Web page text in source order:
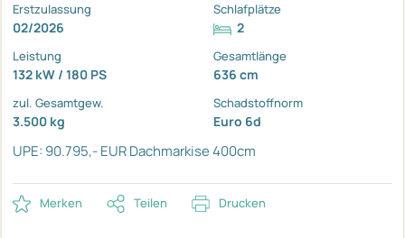
Erstzulassung
02/2026
Schlafplätze
2
Leistung
132 kW / 180 PS
Gesamtlänge
636 cm
zul. Gesamtgew.
3.500 kg
Schadstoffnorm
Euro 6d
UPE: 90.795,- EURDachmarkise 400cm
Merken Teilen Drucken